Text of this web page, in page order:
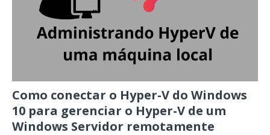
Como conectar o Hyper-V do Windows
10 para gerenciar o Hyper-V de um
Windows Servidor remotamente